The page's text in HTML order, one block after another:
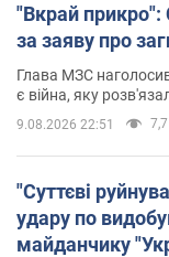
"Вкрай
за заяву про
Глава МЗС
є війна, яку
9.08.2026 22:51
"Суттєві
удару по
майданчику